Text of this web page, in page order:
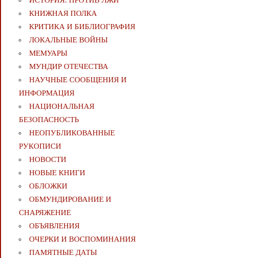
КНИЖНАЯ ПОЛКА
КРИТИКА И БИБЛИОГРАФИЯ
ЛОКАЛЬНЫЕ ВОЙНЫ
МЕМУАРЫ
МУНДИР ОТЕЧЕСТВА
НАУЧНЫЕ СООБЩЕНИЯ И
ИНФОРМАЦИЯ
НАЦИОНАЛЬНАЯ
БЕЗОПАСНОСТЬ
НЕОПУБЛИКОВАННЫЕ
РУКОПИСИ
НОВОСТИ
НОВЫЕ КНИГИ
ОБЛОЖКИ
ОБМУНДИРОВАНИЕ И
СНАРЯЖЕНИЕ
ОБЪЯВЛЕНИЯ
ОЧЕРКИ И ВОСПОМИНАНИЯ
ПАМЯТНЫЕ ДАТЫ